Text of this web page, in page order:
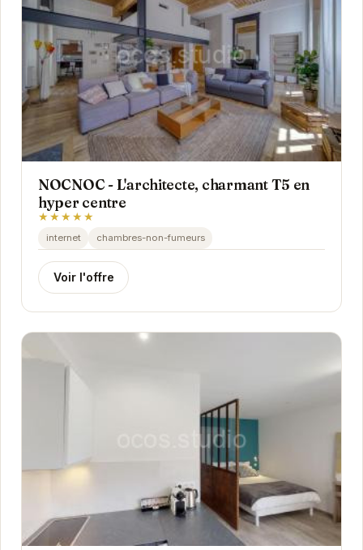
NOCNOC - L'architecte, charmant T5 en
hyper centre
★★★★★
internet chambres-non-fumeurs
Voir l'offre